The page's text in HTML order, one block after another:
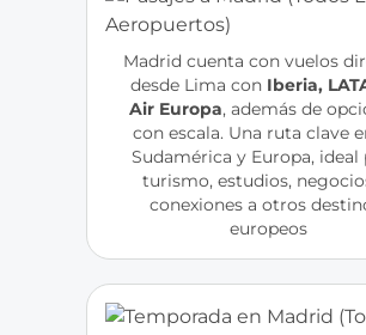
Madrid cuenta con vuelos
desde Lima con Iberia,
Air Europa, además de
con escala. Una ruta clave
Sudamérica y Europa, ideal
turismo, estudios,
conexiones a otros
europeos